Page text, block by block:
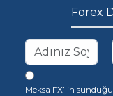
Forex
Meksa FX’ in